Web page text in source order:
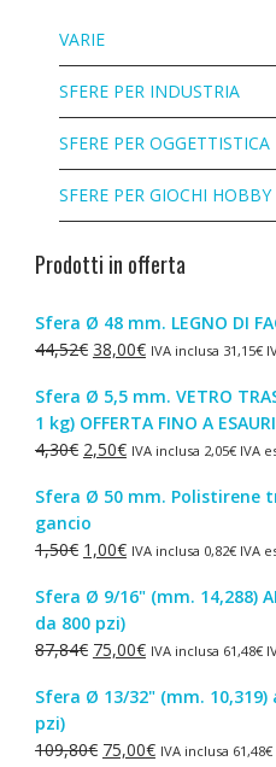
VARIE
SFERE PER INDUSTRIA
SFERE PER OGGETTISTICA
SFERE PER GIOCHI HOBBY
Prodotti in offerta
Sfera Ø 48 mm. LEGNO DI
44,52€ Il
originale
era:
44,52€.
38,00€Il
attuale
è:
38,00€.
IVA inclusa 31,15€
Sfera Ø 5,5 mm. VETRO
1 kg) OFFERTA FINO A
4,30€ Il
originale
era:
4,30€.
2,50€Il
attuale
2,50€.
IVA inclusa 2,05€IVA
Sfera Ø 50 mm. Polistirene
gancio
1,50€ Il
originale
era:
1,50€.
1,00€Il
attuale
è:
1,00€.
IVA inclusa 0,82€IVA
Sfera Ø 9/16" (mm. 14,288)
da 800 pzi)
87,84€ Il
originale
87,84€.
75,00€Il
attuale
75,00€.
IVA inclusa 61,48€
Sfera Ø 13/32" (mm. 10,319)
pzi)
109,80€ Il
75,00€IlIVA inclusa 61,48€